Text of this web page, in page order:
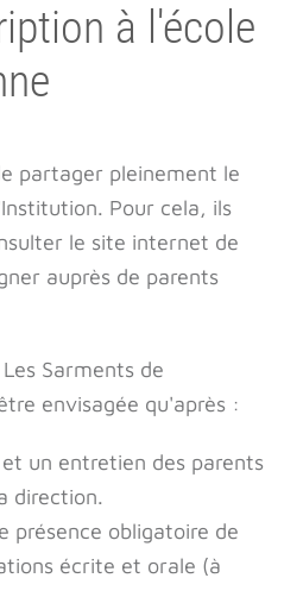
à l'école
partager pleinement le
Pour cela, ils
le site internet de
auprès de parents
Sarments de
envisagée qu'après :
un entretien des parents
direction.
présence obligatoire de
écrite et orale (à